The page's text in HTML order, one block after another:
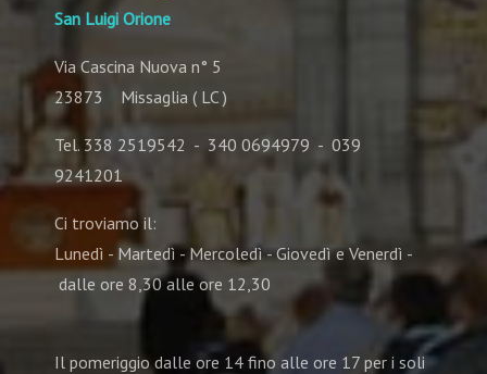
San Luigi Orione
Via Cascina Nuova n° 5
23873 Missaglia ( LC )
Tel. 338 2519542 - 340 0694979 - 039
9241201
Ci troviamo il:
Lunedì - Martedì - Mercoledì - Giovedì e Venerdì -
dalle ore 8,30 alle ore 12,30
Il pomeriggio dalle ore 14 fino alle ore 17 per i soli